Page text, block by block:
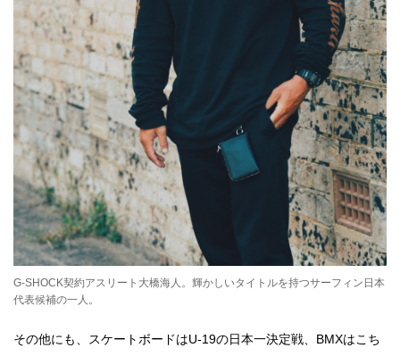
G-SHOCK契約アスリート大橋海人。輝かしいタイトルを持つサーフィン日本
代表候補の一人。
その他にも、スケートボードはU-19の日本一決定戦、BMXはこち